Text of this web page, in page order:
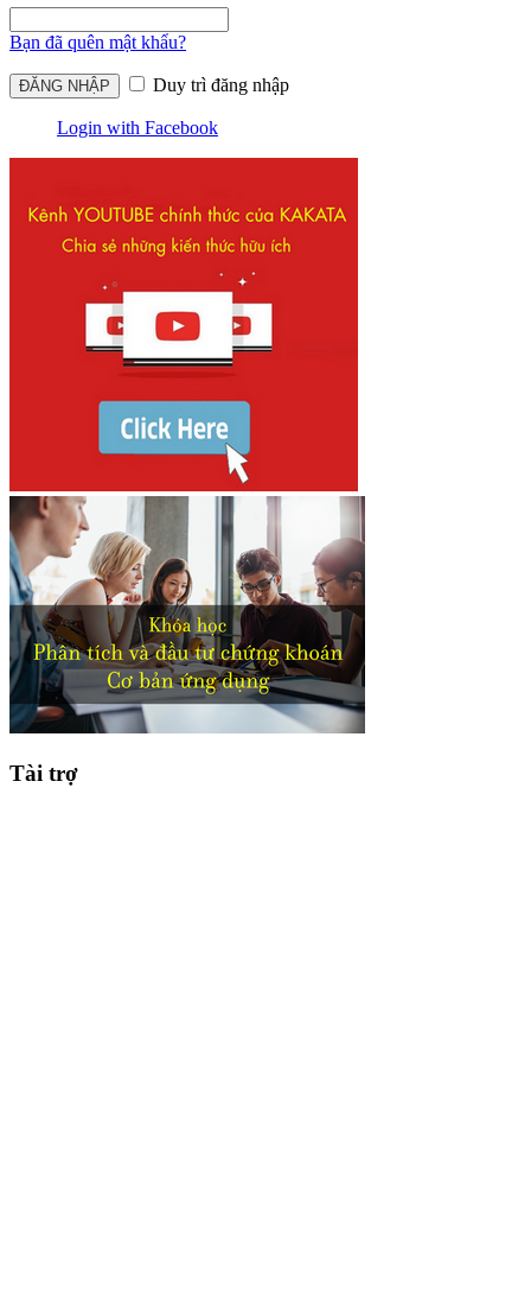
Bạn đã quên mật khẩu?
Duy trì đăng nhập
Login with Facebook
Tài trợ